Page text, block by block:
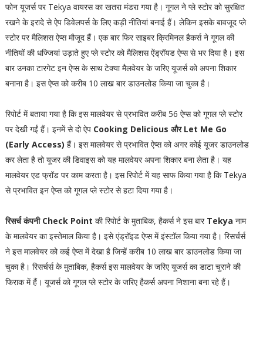
फोन यूजर्स पर Tekya वायरस का खतरा मंडरा गया है। गूगल ने प्ले स्टोर को सुरक्षित
रखने के इरादे से ऐप डिवेलपर्स के लिए कड़ी नीतियां बनाई हैं। लेकिन इसके बावजूद प्ले
स्टोर पर मैलिशस ऐप्स मौजूद हैं। एक बार फिर साइबर क्रिमिनल हैकर्स ने गूगल की
नीतियों की धज्जियां उड़ाते हुए प्ले स्टोर को मैलिशस ऐंड्रॉयड ऐप्स से भर दिया है। इस
बार उनका टारगेट इन ऐप्स के साथ टेक्या मैलवेयर के जरिए यूजर्स को अपना शिकार
बनाना है। इस ऐप्स को करीब 10 लाख बार डाउनलोड किया जा चुका है।
रिपोर्ट में बताया गया है कि इस मालवेयर से प्रभावित करीब 56 ऐप्स को गूगल प्ले स्टोर
पर देखी गईं हैं। इनमें से दो ऐपCooking Delicious और Let Me Go
(Early Access) हैं। इस मालवेयर से प्रभावित ऐप्स को अगर कोई यूजर डाउनलोड
कर लेता है तो यूजर की डिवाइस को यह मालवेयर अपना शिकार बना लेता है। यह
मालवेयर एड फ्रॉड पर काम करता है। इस रिपोर्ट में यह साफ किया गया है कि Tekya
से प्रभावित इन ऐप्स को गूगल प्ले स्टोर से हटा दिया गया है।
रिसर्च कंपनी Check Point की रिपोर्ट के मुताबिक, हैकर्स ने इस बार Tekya नाम
के मालवेयर का इस्तेमाल किया है। इसे एंड्रॉइड ऐप्स में इंस्टॉल किया गया है। रिसर्चर्स
ने इस मालवेयर को कई ऐप्स में देखा है जिन्हें करीब 10 लाख बार डाउनलोड किया जा
चुका है। रिसर्चर्स के मुताबिक, हैकर्स इस मालवेयर के जरिए यूजर्स का डाटा चुराने की
फिराक में हैं। यूजर्स को गूगल प्ले स्टोर के जरिए हैकर्स अपना निशाना बना रहे हैं।